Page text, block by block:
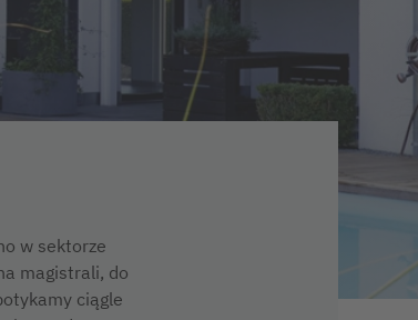
w sektorze
magistrali, do
ciągle